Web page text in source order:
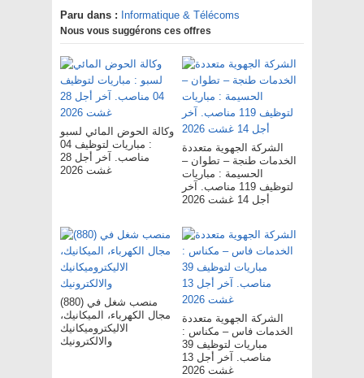
Paru dans : Informatique & Télécoms
Nous vous suggérons ces offres
وكالة الحوض المائي لسبو
: مباريات لتوظيف 04
مناصب. آخر أجل 28
غشت 2026
الشركة الجهوية متعددة
الخدمات طنجة – تطوان –
الحسيمة : مباريات
لتوظيف 119 مناصب. آخر
أجل 14 غشت 2026
(880) منصب شغل في
مجال الكهرباء، الميكانيك،
الاليكتروميكانيك
والالكترونيك
الشركة الجهوية متعددة
الخدمات فاس – مکناس :
مباريات لتوظيف 39
مناصب. آخر أجل 13
غشت 2026